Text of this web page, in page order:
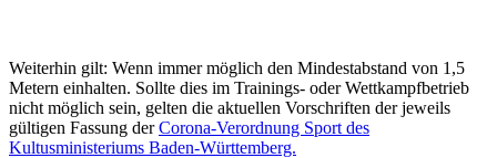
Weiterhin gilt: Wenn immer möglich den Mindestabstand von 1,5
Metern einhalten. Sollte dies im Trainings- oder Wettkampfbetrieb
nicht möglich sein, gelten die aktuellen Vorschriften der jeweils
gültigen Fassung derCorona-Verordnung Sport des
Kultusministeriums Baden-Württemberg.